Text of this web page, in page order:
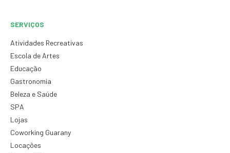
SERVIÇOS
Atividades Recreativas
Escola de Artes
Educação
Gastronomia
Beleza e Saúde
SPA
Lojas
Coworking Guarany
Locações